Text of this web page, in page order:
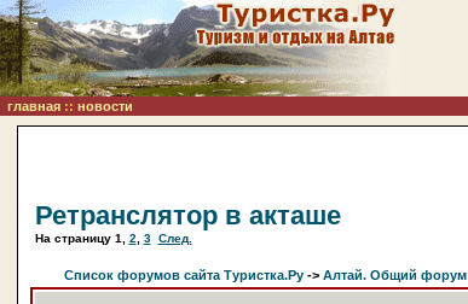
главная :: новости
Ретранслятор в акташе
На страницу 1 2 3 След.
Список форумов сайта Туристка.Ру-> Алтай. Общий форум